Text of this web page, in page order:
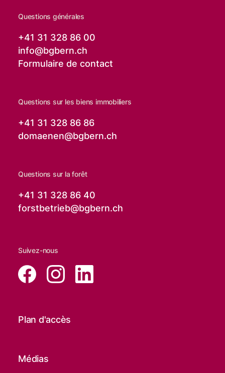
Questions générales
+41 31 328 86 00
info@bgbern.ch
Formulaire de contact
Questions sur les biens immobiliers
+41 31 328 86 86
domaenen@bgbern.ch
Questions sur la forêt
+41 31 328 86 40
forstbetrieb@bgbern.ch
Suivez-nous
Plan d'accès
Médias